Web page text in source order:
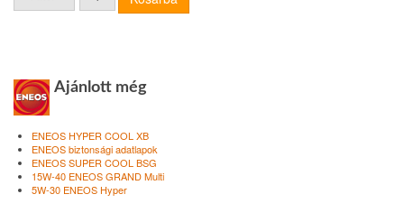
Ajánlott még
ENEOS HYPER COOL XB
ENEOS biztonsági adatlapok
ENEOS SUPER COOL BSG
15W-40 ENEOS GRAND Multi
5W-30 ENEOS Hyper